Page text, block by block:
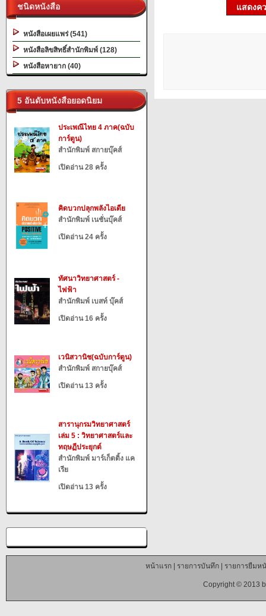
ชนิดหนังสือ
หนังสือเผยแพร่ (541)
หนังสือลิขสิทธิ์สำนักพิมพ์ (128)
หนังสือหายาก (40)
5 อันดับหนังสือยอดนิยม
ประเพณีไทย 4 ภาค(ฉบับ
การ์ตูน)
สำนักพิมพ์ สกายบุ๊คส์
เปิดอ่าน 28 ครั้ง
คิดบวกปลุกพลังไอเดีย
สำนักพิมพ์ เนชั่นบุ๊คส์
เปิดอ่าน 24 ครั้ง
ทัศนาวิทยาศาสตร์ -
ไฟฟ้า
สำนักพิมพ์ เบสท์ บุ๊คส์
เปิดอ่าน 16 ครั้ง
เวนิสวานิช(ฉบับการ์ตูน)
สำนักพิมพ์ สกายบุ๊คส์
เปิดอ่าน 13 ครั้ง
สารานุกรมวิทยาศาสตร์
เล่ม 5 : วิทยาศาสตร์และ
ทฤษฏีประยุกต์
สำนักพิมพ์ มาร์เก็ตติ้ง แค
เรีย
เปิดอ่าน 13 ครั้ง
แสดงค
หน้าแรก| รายการบันทึก| รายการยืมห
Copyright © 2013